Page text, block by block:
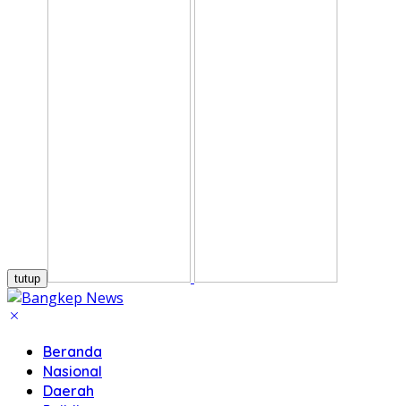
tutup
Beranda
Nasional
Daerah